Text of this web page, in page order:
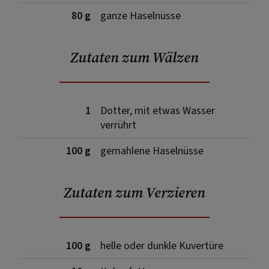
80 g
ganze Haselnüsse
Zutaten zum Wälzen
1
Dotter, mit etwas Wasser
verrührt
100 g
gemahlene Haselnüsse
Zutaten zum Verzieren
100 g
helle oder dunkle Kuvertüre